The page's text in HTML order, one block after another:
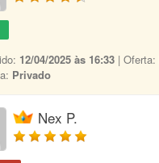
12/04/2025 às 16:33 | Oferta:
Privado
Nex P.